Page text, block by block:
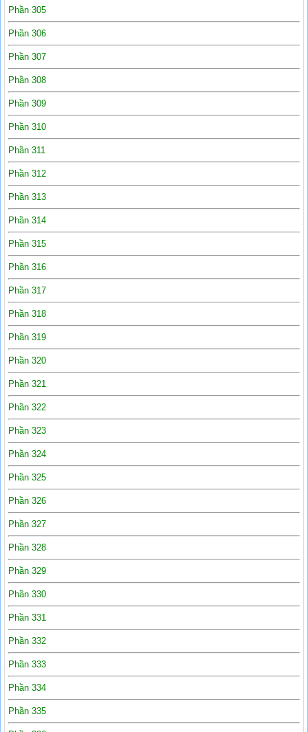
Phần 305
Phần 306
Phần 307
Phần 308
Phần 309
Phần 310
Phần 311
Phần 312
Phần 313
Phần 314
Phần 315
Phần 316
Phần 317
Phần 318
Phần 319
Phần 320
Phần 321
Phần 322
Phần 323
Phần 324
Phần 325
Phần 326
Phần 327
Phần 328
Phần 329
Phần 330
Phần 331
Phần 332
Phần 333
Phần 334
Phần 335